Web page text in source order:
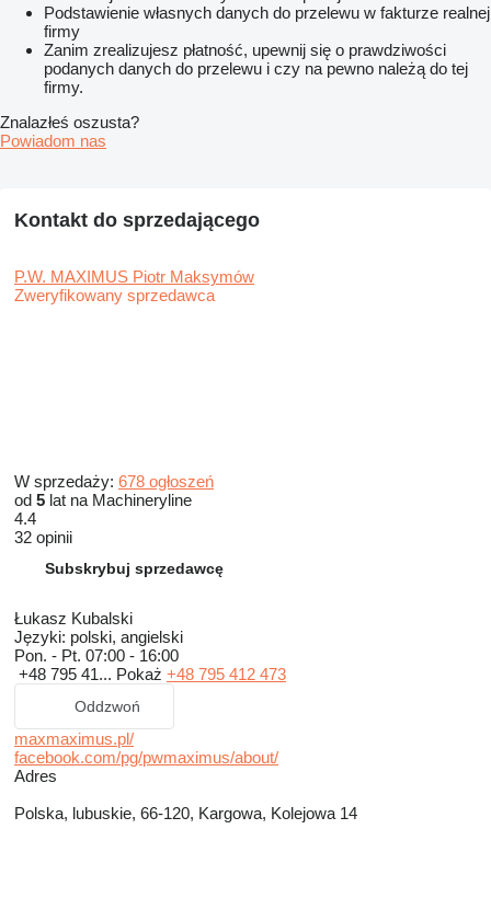
Podstawienie własnych danych do przelewu w fakturze realnej
firmy
Zanim zrealizujesz płatność, upewnij się o prawdziwości
podanych danych do przelewu i czy na pewno należą do tej
firmy.
Znalazłeś oszusta?
Powiadom nas
Kontakt do sprzedającego
P.W. MAXIMUS Piotr Maksymów
Zweryfikowany sprzedawca
W sprzedaży: 678 ogłoszeń
od 5 lat na Machineryline
4.4
32 opinii
Subskrybuj sprzedawcę
Łukasz Kubalski
Języki: polski, angielski
Pon. - Pt. 07:00 - 16:00
+48 795 41... Pokaż +48 795 412 473
Oddzwoń
maxmaximus.pl/
facebook.com/pg/pwmaximus/about/
Adres
Polska, lubuskie, 66-120, Kargowa, Kolejowa 14